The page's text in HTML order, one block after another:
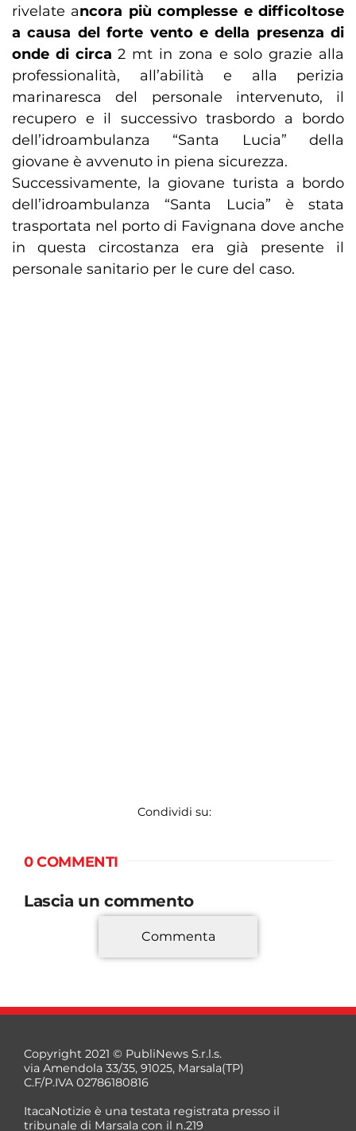
rivelate ancora più complesse e difficoltose
a causa del forte vento e della presenza di
onde di circa 2 mt in zona e solo grazie alla
professionalità, all’abilità e alla perizia
marinaresca del personale intervenuto, il
recupero e il successivo trasbordo a bordo
dell’idroambulanza “Santa Lucia” della
giovane è avvenuto in piena sicurezza.
Successivamente, la giovane turista a bordo
dell’idroambulanza “Santa Lucia” è stata
trasportata nel porto di Favignana dove anche
in questa circostanza era già presente il
personale sanitario per le cure del caso.
Condividi su:
0 COMMENTI
Lascia un commento
*
Commenta
Copyright 2021 © PubliNews S.r.l.s.
via Amendola 33/35, 91025, Marsala(TP)
C.F/P.IVA 02786180816
ItacaNotizie è una testata registrata presso il
tribunale di Marsala con il n.219